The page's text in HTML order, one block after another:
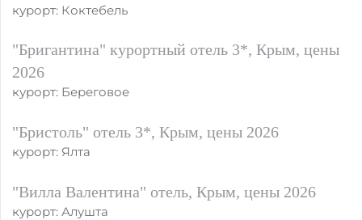
курорт: Коктебель
"Бригантина" курортный отель 3*, Крым, цены
2026
курорт: Береговое
"Бристоль" отель 3*, Крым, цены 2026
курорт: Ялта
"Вилла Валентина" отель, Крым, цены 2026
курорт: Алушта